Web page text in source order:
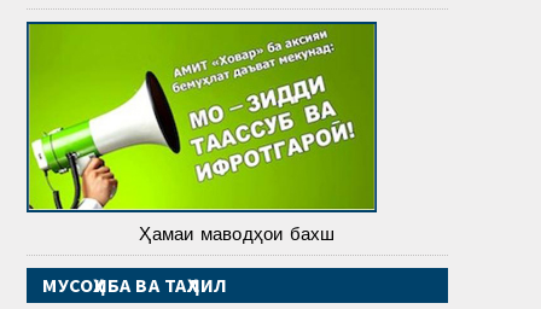
Ҳамаи маводҳои бахш
МУСОҲИБА ВА ТАҲЛИЛ